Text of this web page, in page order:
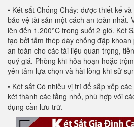
• Két sắt Chống Cháy: được thiết kế
bảo vệ tài sản một cách an toàn nhất.
lên đến 1.200°C trong suốt 2 giờ. Két
tạo bởi tấm thép dày chống đập
an toàn cho các tài liệu quan trọng,
quý giá. Phòng khi hỏa hoạn hoặc
yên tâm lựa chọn và hài lòng khi sử
• Két sắt Có nhiều vị trí để sắp xếp
két thành các tầng nhỏ, phù hợp với
dụng cần lưu trữ.